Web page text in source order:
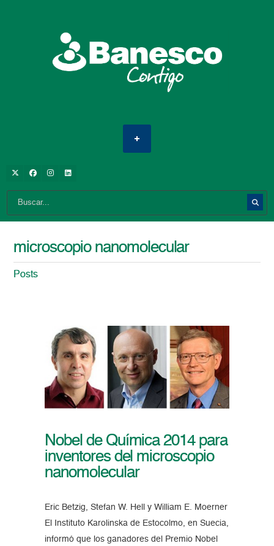
microscopio nanomolecular
Posts
Nobel de Química 2014 para
inventores del microscopio
nanomolecular
Eric Betzig, Stefan W. Hell y William E. Moerner
El Instituto Karolinska de Estocolmo, en Suecia,
informó que los ganadores del Premio Nobel